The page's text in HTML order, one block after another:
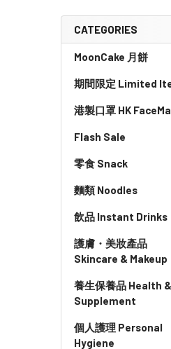
Sidebar
CATEGORIES
MoonCake 月餅
期間限定 Limited
港製口罩 HK
Flash Sale
零食 Snack
麵類 Noodles
飲品 Instant Drinks
護膚・美妝產品
Skincare & Makeup
養生保養品 Health &
Supplement
個人護理 Personal
Hygiene